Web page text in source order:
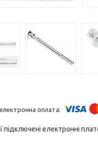
підключені електронні